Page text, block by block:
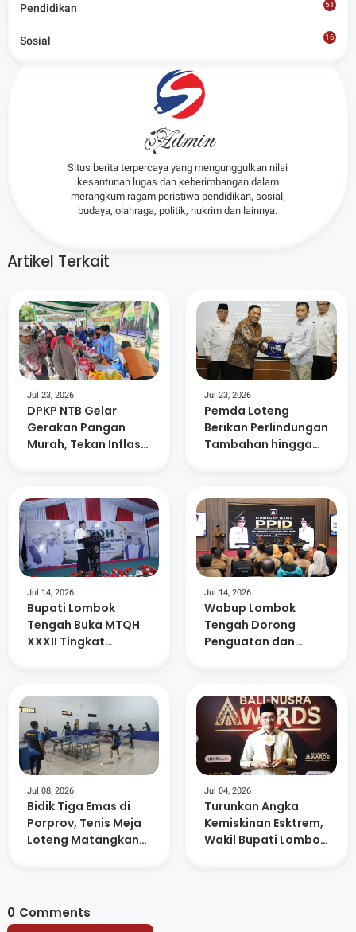
Share
Admin
Situs berita terpercaya yang mengunggulkan nilai
kesantunan lugas dan keberimbangan dalam
merangkum ragam peristiwa pendidikan, sosial,
budaya, olahraga, politik, hukrim dan lainnya.
Artikel Terkait
Jul 23, 2026
DPKP NTB Gelar
Gerakan Pangan
Murah, Tekan Inflasi
Jul 23, 2026
Pemda Loteng
Berikan Perlindungan
Tambahan hingga
Jul 14, 2026
Bupati Lombok
Tengah Buka MTQH
XXXII Tingkat
Jul 14, 2026
Wabup Lombok
Tengah Dorong
Penguatan dan
Negeri
Jul 08, 2026
Bidik Tiga Emas di
Porprov, Tenis Meja
Loteng Matangkan
Jul 04, 2026
Turunkan Angka
Kemiskinan Esktrem,
Wakil Bupati Lombok
0 Comments
Pendidikan 51
Sosial
16